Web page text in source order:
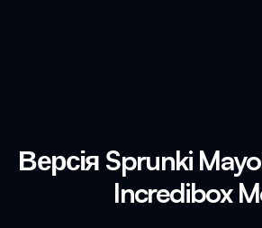
Версія Sprunki
Incredibox